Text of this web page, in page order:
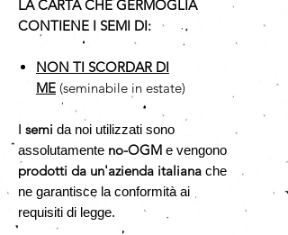
LA CARTA CHE GERMOGLIA
CONTIENE I SEMI DI:
NON TI SCORDAR DI
ME (seminabile in estate)
I semi da noi utilizzati sono
assolutamente no-OGM e vengono
prodotti da un'azienda italiana che
ne garantisce la conformità ai
requisiti di legge.